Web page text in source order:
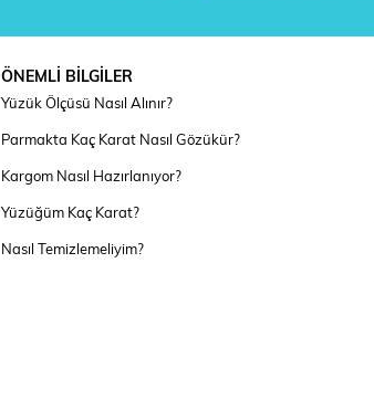
ÖNEMLİ BİLGİLER
Yüzük Ölçüsü Nasıl Alınır?
Parmakta Kaç Karat Nasıl Gözükür?
Kargom Nasıl Hazırlanıyor?
Yüzüğüm Kaç Karat?
Nasıl Temizlemeliyim?